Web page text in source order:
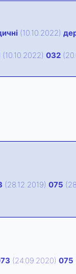
(10.10.2022)
(10.10.2022) 032
(28.12.2019) 075
(24.09.2020) 075